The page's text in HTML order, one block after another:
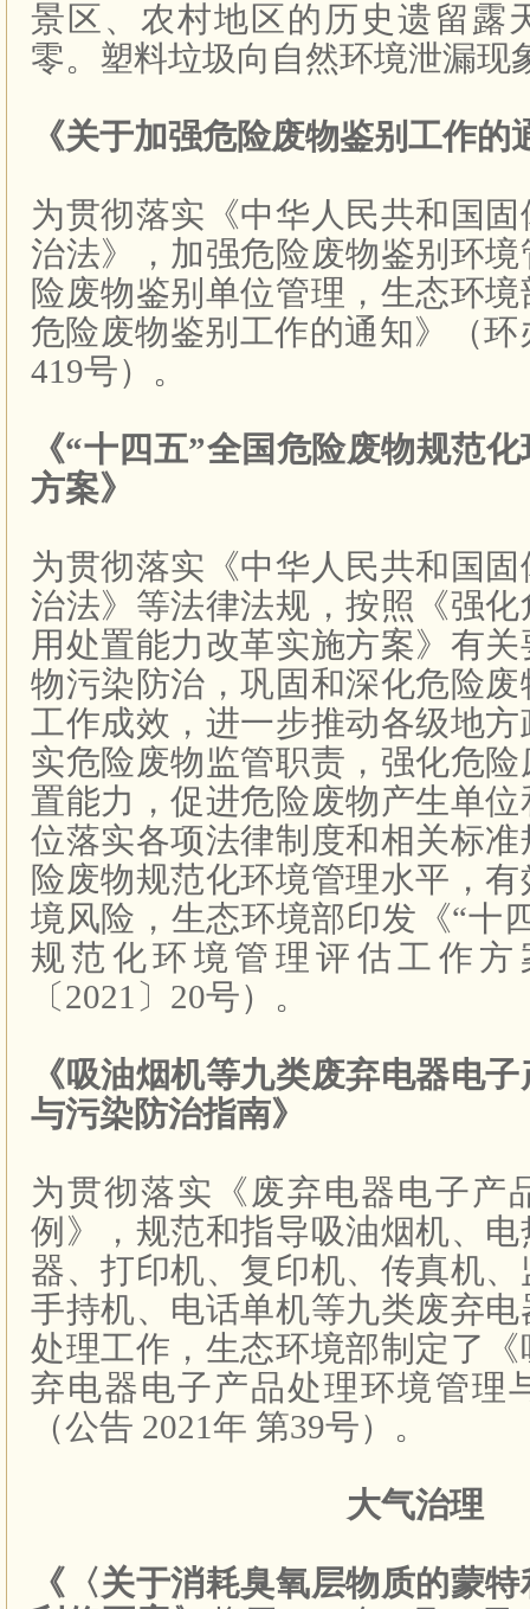
景区、农村地区的历史遗留露
零。塑料垃圾向自然环境泄漏现
《关于加强危险废物鉴别工作的
为贯彻落实《中华人民共和国
治法》，加强危险废物鉴别环
险废物鉴别单位管理，生态环
危险废物鉴别工作的通知》（环
419号）。
《“十四五”全国危险废物规范
方案》
为贯彻落实《中华人民共和国
治法》等法律法规，按照《强
用处置能力改革实施方案》有
物污染防治，巩固和深化危险
工作成效，进一步推动各级地
实危险废物监管职责，强化危
置能力，促进危险废物产生单
位落实各项法律制度和相关标
险废物规范化环境管理水平，
境风险，生态环境部印发《“十
规范化环境管理评估工作方
〔 2021 〕 20号）。
《吸油烟机等九类废弃电器电
与污染防治指南》
为贯彻落实《废弃电器电子产
例》，规范和指导吸油烟机、
器、打印机、复印机、传真机
手持机、电话单机等九类废弃
处理工作，生态环境部制定了
弃电器电子产品处理环境管理
（公告 2021年 第39号）。
大气治理
《〈关于消耗臭氧层物质的蒙